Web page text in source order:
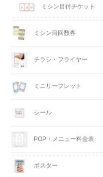
ミシン目付チケット
ミシン目回数券
チラシ・フライヤー
ミニリーフレット
シール
POP・メニュー料金表
ポスター